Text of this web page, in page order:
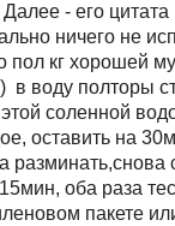
- его
ничего не
кг хорошей
в воду полторы
соленной
оставить на
разминать,снова
оба раза
пакете